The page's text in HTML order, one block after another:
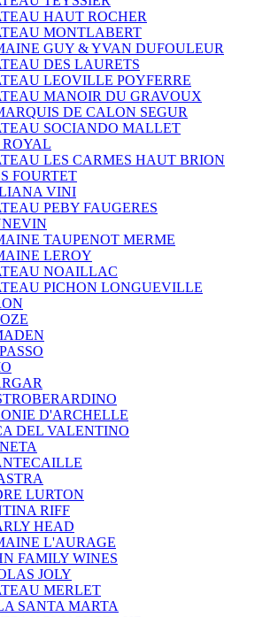
HAUT ROCHER
MONTLABERT
GUY & YVAN DUFOULEUR
DES LAURETS
LEOVILLE POYFERRE
MANOIR DU GRAVOUX
DE CALON SEGUR
SOCIANDO MALLET
ROYAL
LES CARMES HAUT BRION
FOURTET
VINI
PEBY FAUGERES
TAUPENOT MERME
LEROY
NOAILLAC
PICHON LONGUEVILLE
D'ARCHELLE
DEL VALENTINO
LURTON
RIFF
HEAD
L'AURAGE
FAMILY WINES
JOLY
MERLET
SANTA MARTA